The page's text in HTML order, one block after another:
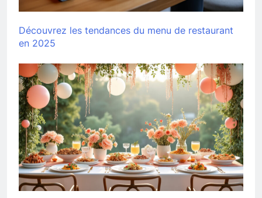
Découvrez les tendances du menu de restaurant
en 2025